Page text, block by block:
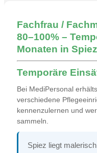
Fachfrau /
80–100% –
Monaten in Spiez
Temporäre
Bei MediPersonal
verschiedene
kennenzulernen und
sammeln.
Spiez liegt